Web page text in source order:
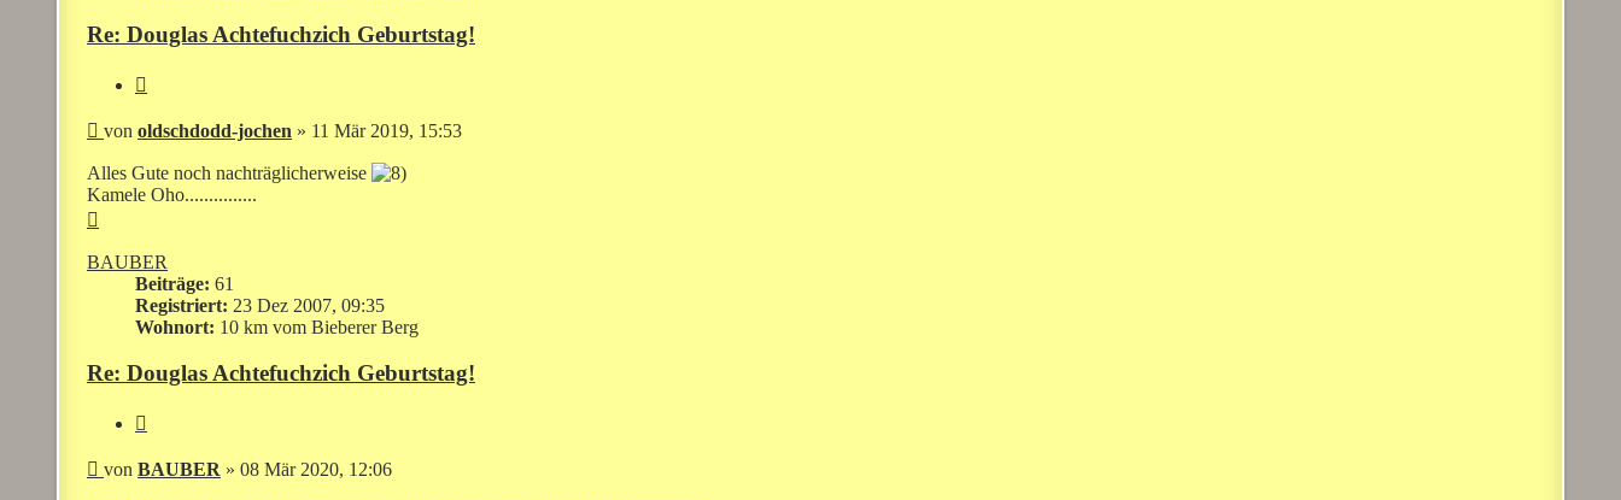
Re: Douglas Achtefuchzich Geburtstag!
Beitrag
von oldschdodd-jochen » 11 Mär 2019, 15:53
Alles Gute noch nachträglicherweise
Kamele Oho...............
BAUBER
Beiträge: 61
Registriert: 23 Dez 2007, 09:35
Wohnort: 10 km vom Bieberer Berg
Re: Douglas Achtefuchzich Geburtstag!
Beitrag
von BAUBER » 08 Mär 2020, 12:06